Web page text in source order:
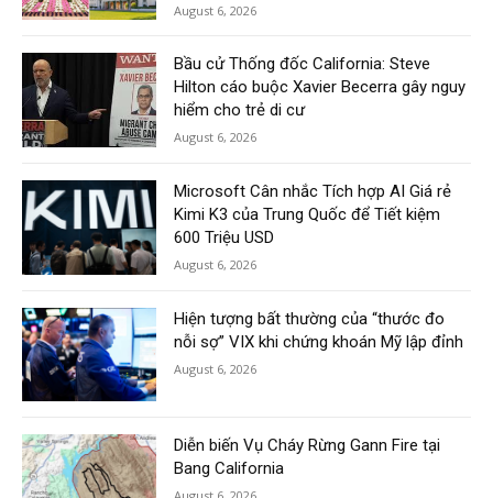
August 6, 2026
Bầu cử Thống đốc California: Steve
Hilton cáo buộc Xavier Becerra gây nguy
hiểm cho trẻ di cư
August 6, 2026
Microsoft Cân nhắc Tích hợp AI Giá rẻ
Kimi K3 của Trung Quốc để Tiết kiệm
600 Triệu USD
August 6, 2026
Hiện tượng bất thường của “thước đo
nỗi sợ” VIX khi chứng khoán Mỹ lập đỉnh
August 6, 2026
Diễn biến Vụ Cháy Rừng Gann Fire tại
Bang California